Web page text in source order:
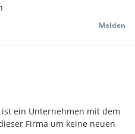
Melden
ein Unternehmen mit dem
Firma um keine neuen